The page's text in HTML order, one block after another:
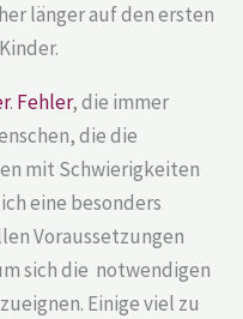
länger auf den ersten
. Fehler, die immer
die die
mit Schwierigkeiten
eine besonders
Voraussetzungen
sich die notwendigen
Einige viel zu